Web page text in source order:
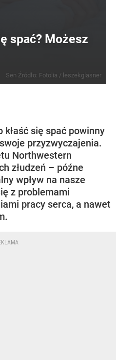
spać? Możesz
Sen Źródło: Fotolia / leszekglasner
kłaść się spać powinny
przyzwyczajenia.
Northwestern
złudzeń – późne
wpływ na nasze
z problemami
pracy serca, a nawet